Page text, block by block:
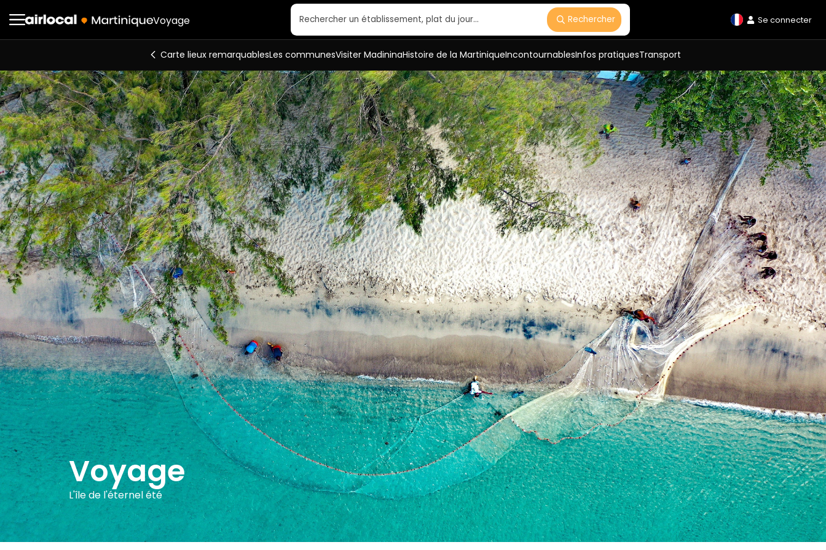
Voyage Rechercher un établissement, plat du jour… Rechercher Se connecter
Carte lieux remarquablesLes communesVisiter MadininaHistoire de la MartiniqueIncontournablesInfos pratiquesTransport
Voyage
L'île de l'éternel été